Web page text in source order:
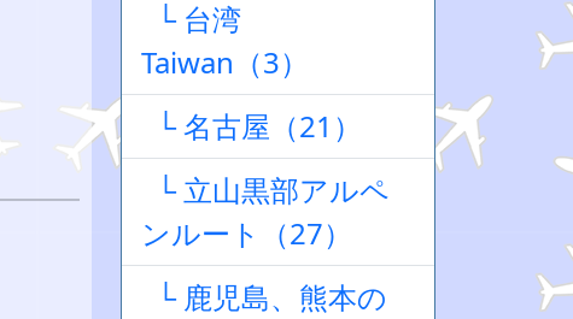
└ 台湾
Taiwan（3）
└ 名古屋（21）
└ 立山黒部アルペ
ンルート（27）
└ 鹿児島、熊本の